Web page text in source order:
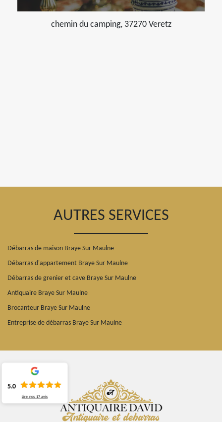
chemin du camping, 37270 Veretz
AUTRES SERVICES
Débarras de maison Braye Sur Maulne
Débarras d'appartement Braye Sur Maulne
Débarras de grenier et cave Braye Sur Maulne
Antiquaire Braye Sur Maulne
Brocanteur Braye Sur Maulne
Entreprise de débarras Braye Sur Maulne
5.0
Lire nos 17 avis